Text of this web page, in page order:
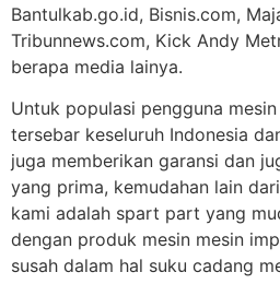
Bantulkab.go.id, Bisnis.com,
Tribunnews.com, Kick Andy
berapa media lainya.
Untuk populasi pengguna
tersebar keseluruh Indonesia
juga memberikan garansi dan
yang prima, kemudahan lain
kami adalah spart part yang
dengan produk mesin mesin
susah dalam hal suku cadang